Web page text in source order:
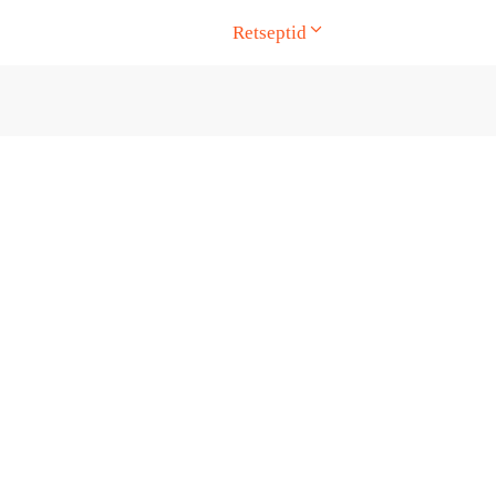
Retseptid
Touch device users, explore by touch or with swipe